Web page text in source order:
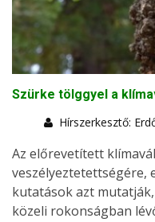
Szürke tölggyel a
Hírszerkesztő:
Az előrevetített
veszélyeztetettségére,
kutatások azt
közeli rokonságban